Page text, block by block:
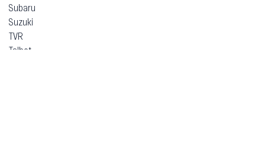
Subaru
Suzuki
TVR
Talbot